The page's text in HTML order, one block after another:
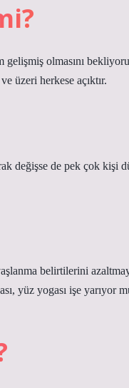
olmasını
üzeri herkese açıktır.
değişse de pek çok kişi
belirtilerini
yüz yogası işe yarıyor